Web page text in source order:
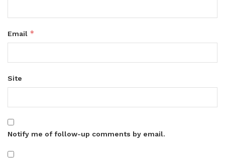
Email *
Site
Notify me of follow-up comments by email.